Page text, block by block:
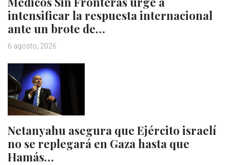
intensificar la respuesta internacional
ante un brote de…
6 agosto, 2026
Netanyahu asegura que Ejército israelí
no se replegará en Gaza hasta que
Hamás…